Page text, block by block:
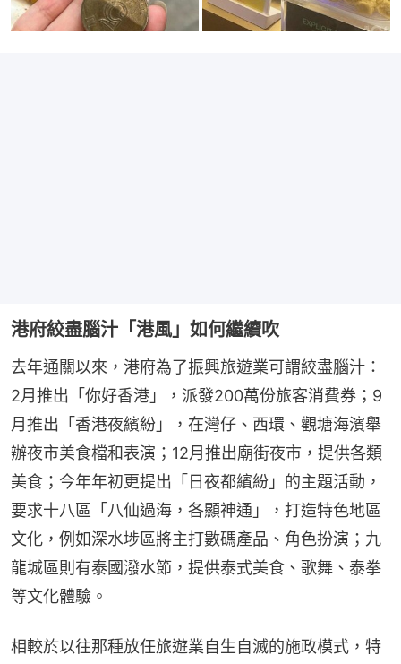
港府絞盡腦汁「港風」如何繼續吹
去年通關以來，港府為了振興旅遊業可謂絞盡腦汁：
2月推出「你好香港」，派發200萬份旅客消費券；9
月推出「香港夜繽紛」，在灣仔、西環、觀塘海濱舉
辦夜市美食檔和表演；12月推出廟街夜市，提供各類
美食；今年年初更提出「日夜都繽紛」的主題活動，
要求十八區「八仙過海，各顯神通」，打造特色地區
文化，例如深水埗區將主打數碼產品、角色扮演；九
龍城區則有泰國潑水節，提供泰式美食、歌舞、泰拳
等文化體驗。
相較於以往那種放任旅遊業自生自滅的施政模式，特